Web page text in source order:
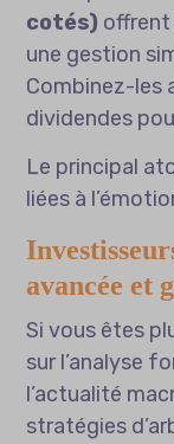
cotés) offrent
une gestion
Combinez-les
dividendes
Le principal
liées à
avancée et
Si vous êtes
sur l’analyse
l’actualité
stratégies